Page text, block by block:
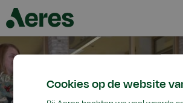
Cookies op de website